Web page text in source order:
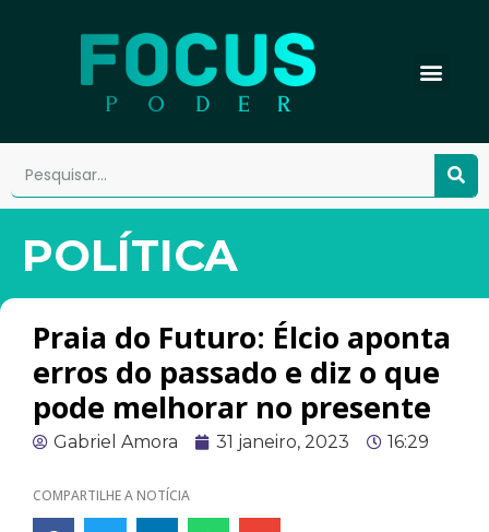
POLÍTICA
Praia do Futuro: Élcio aponta
erros do passado e diz o que
pode melhorar no presente
Gabriel Amora 31 janeiro, 2023 16:29
COMPARTILHE A NOTÍCIA